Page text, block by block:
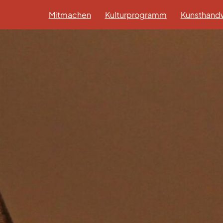
Mitmachen Kulturprogramm